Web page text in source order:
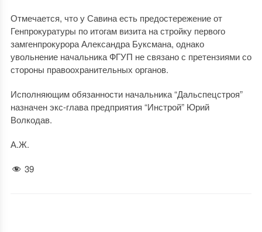
Отмечается, что у Савина есть предостережение от
Генпрокуратуры по итогам визита на стройку первого
замгенпрокурора Александра Буксмана, однако
увольнение начальника ФГУП не связано с претензиями со
стороны правоохранительных органов.
Исполняющим обязанности начальника “Дальспецстроя”
назначен экс-глава предприятия “Инстрой” Юрий
Волкодав.
А.Ж.
39